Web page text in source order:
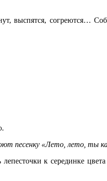
выспятся, согреются…
песенку «Лето, лето, ты
к серединке